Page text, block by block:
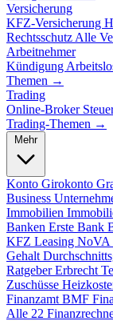
Versicherung
KFZ-Versicherung
Rechtsschutz Alle
Arbeitnehmer
Kündigung
Themen →
Trading
Online-Broker
Trading-Themen →
Mehr
Konto Girokonto
Business
Immobilien
Banken Erste Bank
KFZ Leasing NoVA
Gehalt
RatgeberErbrecht
Zuschüsse
Finanzamt BMF
Alle 22